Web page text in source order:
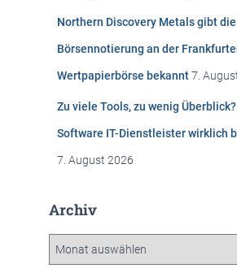
Northern Discovery Metals gibt die
Börsennotierung an der
Wertpapierbörse bekannt7.
Zu viele Tools, zu wenig
Software IT-Dienstleister wirklich
7. August 2026
Archiv